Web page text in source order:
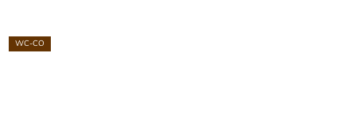
WC-CO